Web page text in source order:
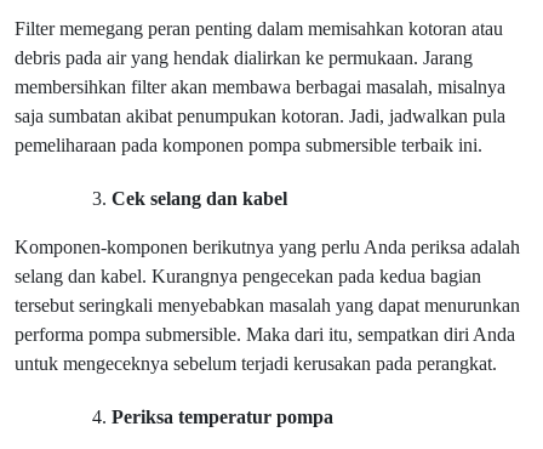
Filter memegang peran penting dalam memisahkan kotoran atau
debris pada air yang hendak dialirkan ke permukaan. Jarang
membersihkan filter akan membawa berbagai masalah, misalnya
saja sumbatan akibat penumpukan kotoran. Jadi, jadwalkan pula
pemeliharaan pada komponen pompa submersible terbaik ini.
Cek selang dan kabel
Komponen-komponen berikutnya yang perlu Anda periksa adalah
selang dan kabel. Kurangnya pengecekan pada kedua bagian
tersebut seringkali menyebabkan masalah yang dapat menurunkan
performa pompa submersible. Maka dari itu, sempatkan diri Anda
untuk mengeceknya sebelum terjadi kerusakan pada perangkat.
Periksa temperatur pompa